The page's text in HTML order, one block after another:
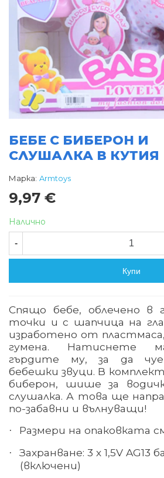
БЕБЕ С БИБЕРОН И
СЛУШАЛКА В КУТИЯ
Марка: Armtoys
9,97 €
Налично
-
Купи
Спящо бебе, облечено в
точки и с шапчица на
изработено от
гумена. Натиснете
гърдите му, за да
бебешки звуци. В
биберон, шише за
слушалка. А това ще
по-забавни и вълнуващи!
· Размери на опаковката
· Захранване: 3 х 1,5V AG13
(включени)